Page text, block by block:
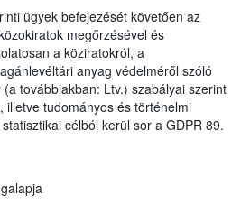
ügyek befejezését követően az
megőrzésével és
a köziratokról, a
anyag védelméről szóló
továbbiakban: Ltv.) szabályai szerint
illetve tudományos és történelmi
célból kerül sor a GDPR 89.